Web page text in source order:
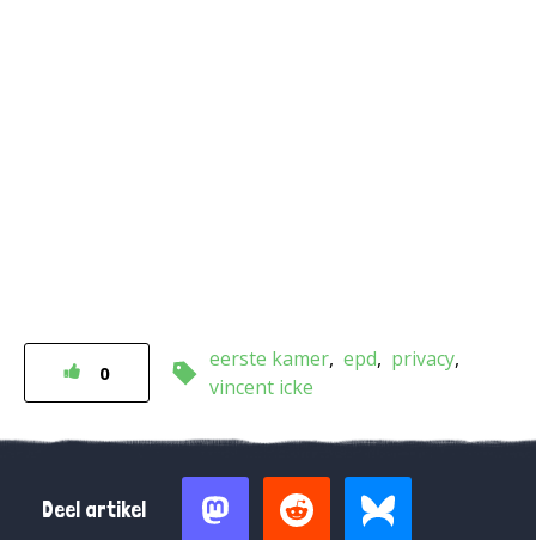
0
eerste kamer epd
privacy
vincent icke
Deel artikel